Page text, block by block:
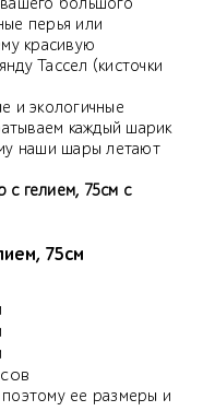
перья или
красивую
Тассел (кисточки
и экологичные
каждый шарик
наши шары летают
гелием, 75см с
75см
ее размеры и